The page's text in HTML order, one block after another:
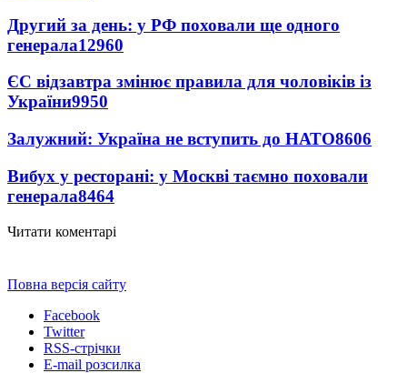
Другий за день: у РФ поховали ще одного
генерала12960
ЄС відзавтра змінює правила для чоловіків із
України9950
Залужний: Україна не вступить до НАТО8606
Вибух у ресторані: у Москві таємно поховали
генерала8464
Читати коментарі
Повна версія сайту
Facebook
Twitter
RSS-стрічки
E-mail розсилка